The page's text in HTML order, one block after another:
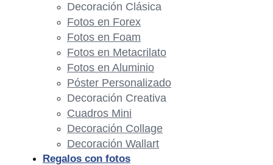
Decoración Clásica
Fotos en Forex
Fotos en Foam
Fotos en Metacrilato
Fotos en Aluminio
Póster Personalizado
Decoración Creativa
Cuadros Mini
Decoración Collage
Decoración Wallart
Regalos con fotos